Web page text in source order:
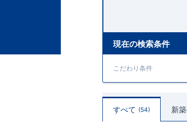
現在の検索条件
こだわり条件
すべて 54 新